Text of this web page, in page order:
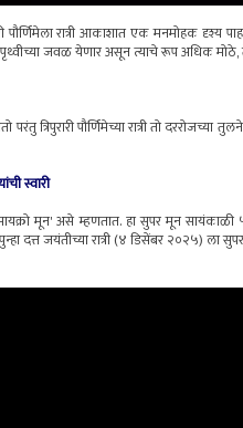
पौर्णिमेला रात्री आकाशात एक मनमोहक दृश्य
पृथ्वीच्या जवळ येणार असून त्याचे रूप अधिक
त्रिपुरारी पौर्णिमेच्या रात्री तो
स्वारी
मून' असे म्हणतात. हा सुपर मून
दत्त जयंतीच्या रात्री (४ डिसेंबर २०२५) ला